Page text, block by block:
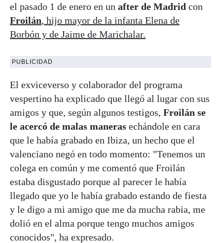
el pasado 1 de enero en un after de Madrid con
Froilán, hijo mayor de la infanta Elena de
Borbón y de Jaime de Marichalar.
PUBLICIDAD
El exviceverso y colaborador del programa
vespertino ha explicado que llegó al lugar con sus
amigos y que, según algunos testigos, Froilán se
le acercó de malas maneras echándole en cara
que le había grabado en Ibiza, un hecho que el
valenciano negó en todo momento: "Tenemos un
colega en común y me comentó que Froilán
estaba disgustado porque al parecer le había
llegado que yo le había grabado estando de fiesta
y le digo a mi amigo que me da mucha rabia, me
dolió en el alma porque tengo muchos amigos
conocidos", ha expresado.